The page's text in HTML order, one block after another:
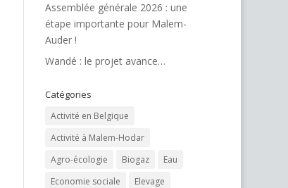
Assemblée générale 2026 : une
étape importante pour Malem-
Auder !
Wandé : le projet avance…
Catégories
Activité en Belgique
Activité à Malem-Hodar
Agro-écologie
Biogaz
Eau
Economie sociale
Elevage